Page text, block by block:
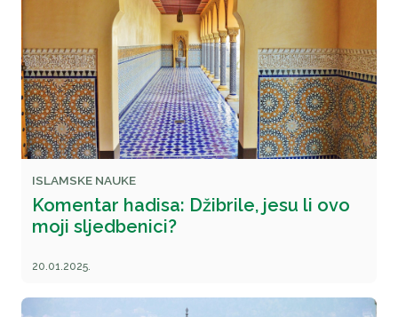
ISLAMSKE NAUKE
Komentar hadisa: Džibrile, jesu li ovo
moji sljedbenici?
20.01.2025.